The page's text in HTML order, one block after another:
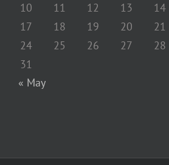
10
11 12 13 14
17
18 19 20 21
24
25 26 27 28
31
« May